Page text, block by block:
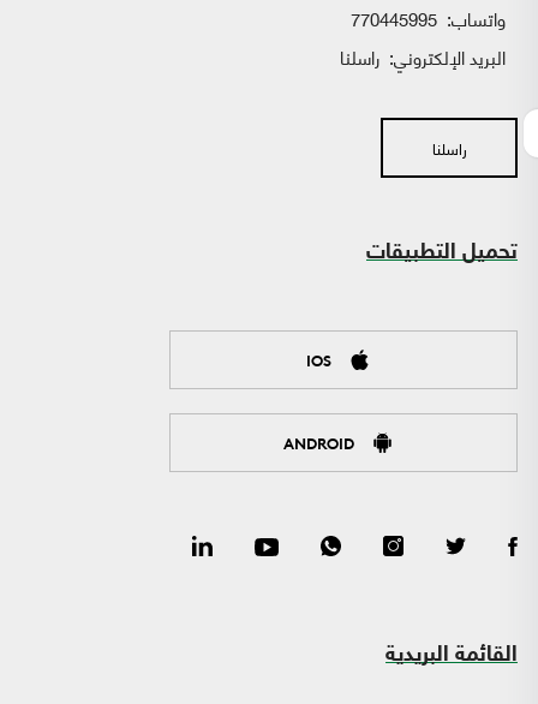
واتساب:
البريد الإلكتروني: راسلنا
راسلنا
تحميل التطبيقات
IOS
ANDROID
القائمة البريدية